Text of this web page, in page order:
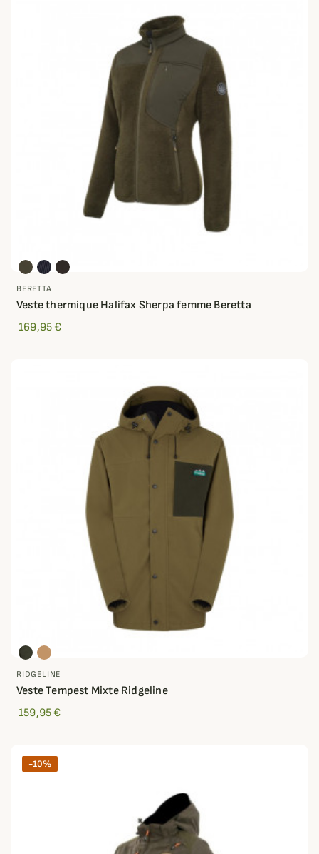
BERETTA
Veste thermique Halifax Sherpa femme Beretta
169,95 €
RIDGELINE
Veste Tempest Mixte Ridgeline
159,95 €
-10%